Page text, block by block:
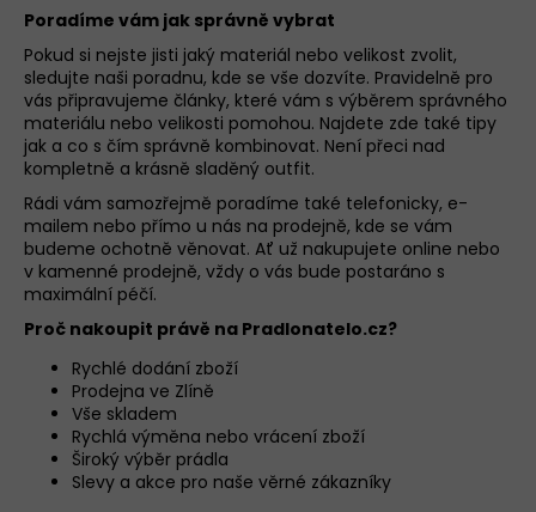
Poradíme vám jak správně vybrat
Pokud si nejste jisti jaký materiál nebo velikost zvolit,
sledujte naši poradnu, kde se vše dozvíte. Pravidelně pro
vás připravujeme články, které vám s výběrem správného
materiálu nebo velikosti pomohou. Najdete zde také tipy
jak a co s čím správně kombinovat. Není přeci nad
kompletně a krásně sladěný outfit.
Rádi vám samozřejmě poradíme také telefonicky, e-
mailem nebo přímo u nás na prodejně, kde se vám
budeme ochotně věnovat. Ať už nakupujete online nebo
v kamenné prodejně, vždy o vás bude postaráno s
maximální péčí.
Proč nakoupit právě na Pradlonatelo.cz?
Rychlé dodání zboží
Prodejna ve Zlíně
Vše skladem
Rychlá výměna nebo vrácení zboží
Široký výběr prádla
Slevy a akce pro naše věrné zákazníky
D
o
p
o
r
u
č
u
j
e
m
e
KALHOTKY
JULIMEX
SIMPLE
BÉŽOVÉ
199